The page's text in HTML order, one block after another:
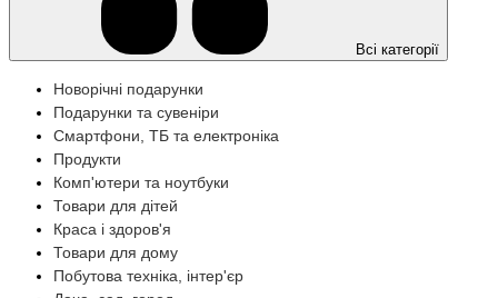
Всі категорії
Новорічні подарунки
Подарунки та сувеніри
Смартфони, ТБ та електроніка
Продукти
Комп'ютери та ноутбуки
Товари для дітей
Краса і здоров'я
Товари для дому
Побутова техніка, інтер'єр